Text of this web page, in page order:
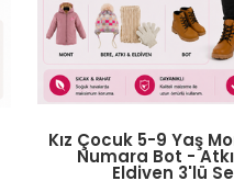
Kız Çocuk 5-9 Yaş
Numara Bot -
Eldiven 3'lü